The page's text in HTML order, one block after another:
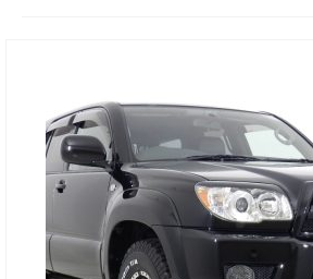
エムズオート
M’sCollection
エムズオートとは
サービス・保証